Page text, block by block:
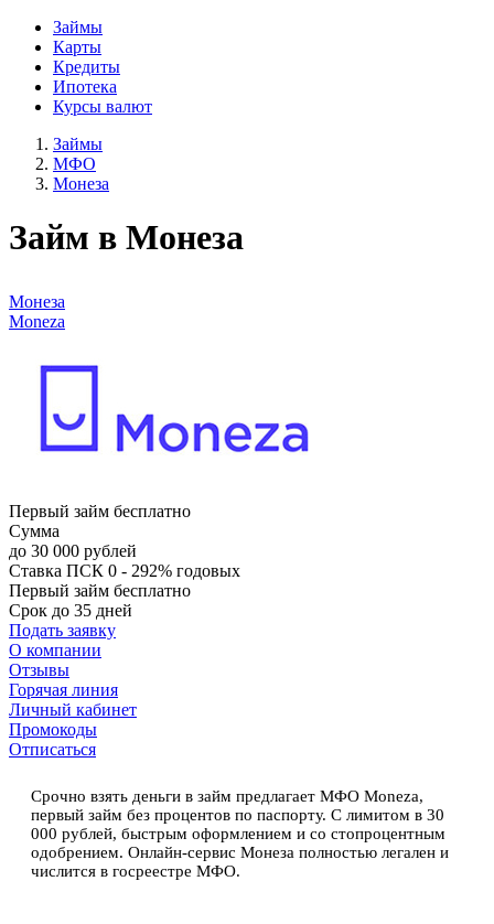
Займы
Карты
Кредиты
Ипотека
Курсы валют
Займы
МФО
Монеза
Займ в Монеза
Монеза
Moneza
Первый займ бесплатно
Сумма
до 30 000 рублей
Ставка ПСК 0 - 292% годовых
Первый займ бесплатно
Срок до 35 дней
Подать заявку
О компании
Отзывы
Горячая линия
Личный кабинет
Промокоды
Отписаться
Срочно взять деньги в займ предлагает МФО Moneza,
первый займ без процентов по паспорту. С лимитом в 30
000 рублей, быстрым оформлением и со стопроцентным
одобрением. Онлайн-сервис Монеза полностью легален и
числится в госреестре МФО.